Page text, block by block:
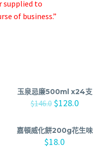
supplied to
of business.”
玉泉忌廉500ml x24支
$146.0 $128.0
嘉頓威化餅200g花生味
$18.0